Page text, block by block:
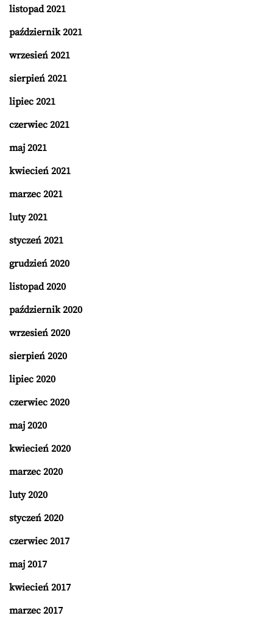
listopad 2021
październik 2021
wrzesień 2021
sierpień 2021
lipiec 2021
czerwiec 2021
maj 2021
kwiecień 2021
marzec 2021
luty 2021
styczeń 2021
grudzień 2020
listopad 2020
październik 2020
wrzesień 2020
sierpień 2020
lipiec 2020
czerwiec 2020
maj 2020
kwiecień 2020
marzec 2020
luty 2020
styczeń 2020
czerwiec 2017
maj 2017
kwiecień 2017
marzec 2017